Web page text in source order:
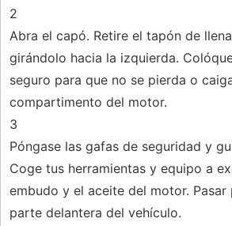
2
Abra el capó. Retire el tapón de
girándolo hacia la izquierda.
seguro para que no se pierda o
compartimento del motor.
3
Póngase las gafas de seguridad y
Coge tus herramientas y equipo a
embudo y el aceite del motor.
parte delantera del vehículo.